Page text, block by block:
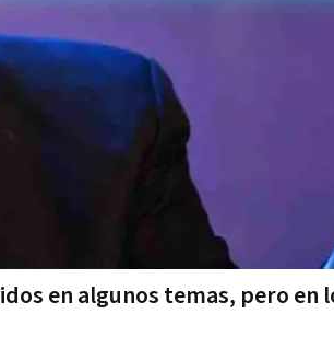
en algunos temas, pero en